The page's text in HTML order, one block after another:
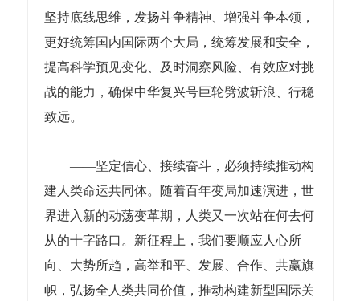
坚持底线思维，发扬斗争精神、增强斗争本领，
更好统筹国内国际两个大局，统筹发展和安全，
提高科学预见变化、及时洞察风险、有效应对挑
战的能力，确保中华复兴号巨轮劈波斩浪、行稳
致远。
——坚定信心、接续奋斗，必须持续推动构
建人类命运共同体。随着百年变局加速演进，世
界进入新的动荡变革期，人类又一次站在何去何
从的十字路口。新征程上，我们要顺应人心所
向、大势所趋，高举和平、发展、合作、共赢旗
帜，弘扬全人类共同价值，推动构建新型国际关